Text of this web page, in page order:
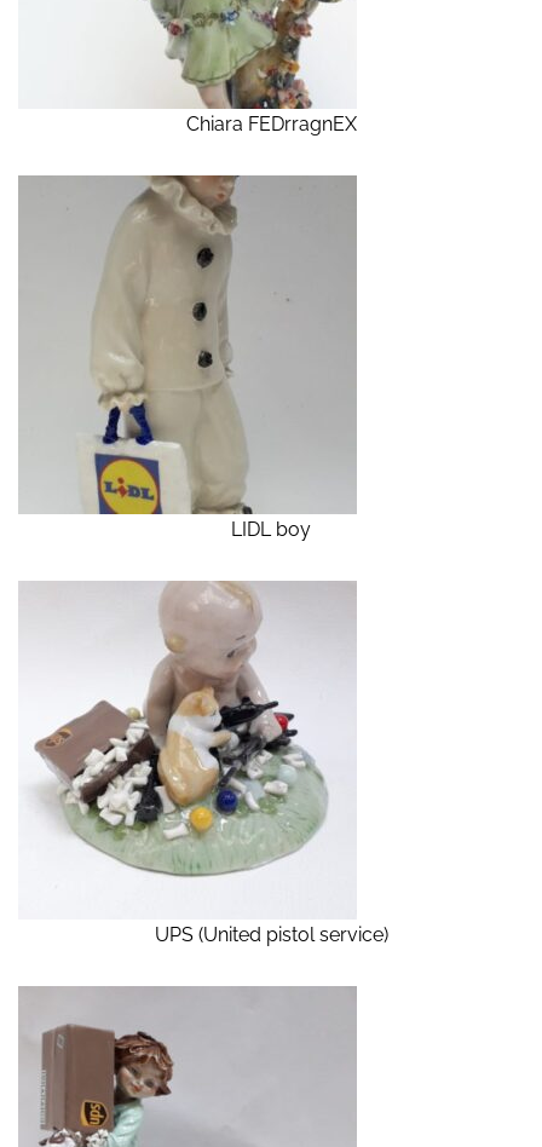
Chiara FEDrragnEX
LIDL boy
UPS (United pistol service)